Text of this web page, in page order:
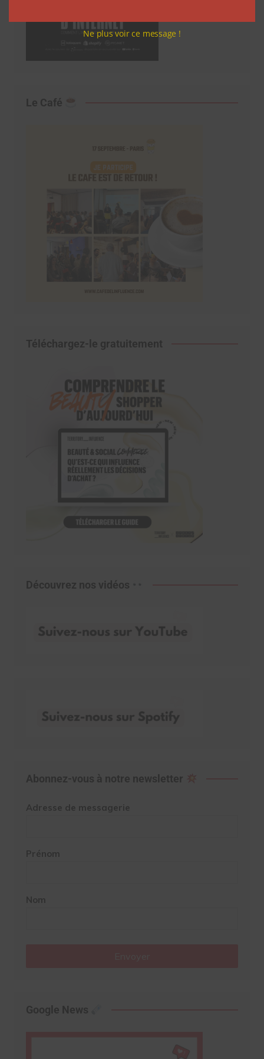
Le Café
Téléchargez-le gratuitement
Découvrez nos vidéos
Abonnez-vous à notre newsletter
Adresse de messagerie
Prénom
Nom
Google News
Ne plus voir ce message !